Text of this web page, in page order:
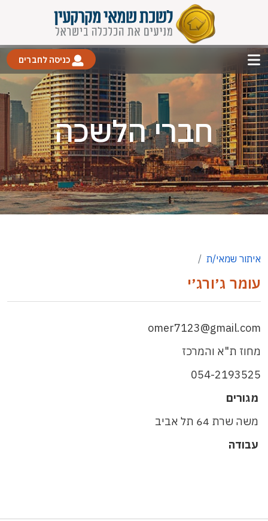
כניסה לחברים
חברי הלשכה
איתור שמאי/ת
עומר ג׳ורג׳י
omer7123@gmail.com
מחוז ת"א והמרכז
054-2193525
מגורים
משה שרת 64 תל אביב
עבודה